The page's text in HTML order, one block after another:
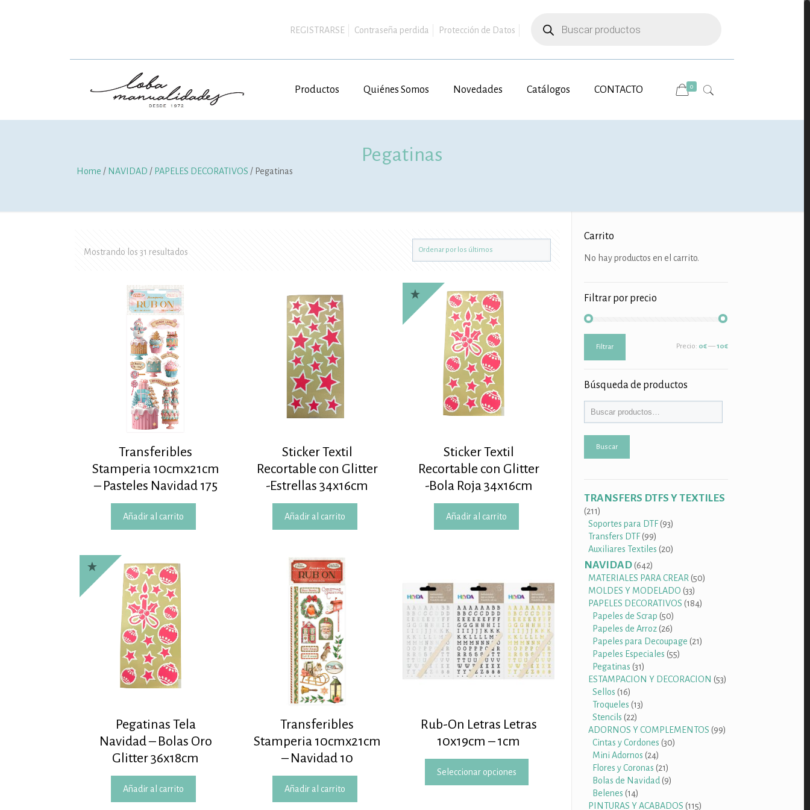
REGISTRARSE Contraseña perdida Protección de Datos
productos
Productos Quiénes Somos Novedades Catálogos CONTACTO 0
Pegatinas
Home / NAVIDAD / PAPELES DECORATIVOS / Pegatinas
Mostrando los 31 resultados
Transferibles
Stamperia 10cmx21cm
– Pasteles Navidad 175
Añadir al carrito
Sticker Textil
Recortable con Glitter
-Estrellas 34x16cm
Añadir al carrito
Sticker Textil
Recortable con Glitter
-Bola Roja 34x16cm
Añadir al carrito
Pegatinas Tela
Navidad – Bolas Oro
Glitter 36x18cm
Añadir al carrito
Transferibles
Stamperia 10cmx21cm
– Navidad 10
Añadir al carrito
Rub-On Letras Letras
10x19cm – 1cm
Seleccionar opciones
Carrito
No hay productos en el carrito.
Filtrar por precio
Filtrar Precio: 0€—10€
Búsqueda de productos
Buscar
TRANSFERS DTFS Y TEXTILES
211211
productos
Soportes para DTF 9393
Transfers DTF 9999
productos
Auxiliares Textiles 2020
NAVIDAD 642642
productos
MATERIALES PARA CREAR 5050
MOLDES Y MODELADO 3333
productos
PAPELES DECORATIVOS 184184
Papeles de Scrap 5050
productos
Papeles de Arroz 2626
productos
Papeles para Decoupage 2121
Papeles Especiales 5555
Pegatinas 3131
productos
ESTAMPACION Y DECORACION 5353
Sellos 1616
productos
Troqueles 1313
Stencils 2222
productos
ADORNOS Y COMPLEMENTOS 9999
Cintas y Cordones 3030
Mini Adornos 2424
productos
Flores y Coronas 2121
productos
Bolas de Navidad 99
Belenes 1414
productos
PINTURAS Y ACABADOS 115115